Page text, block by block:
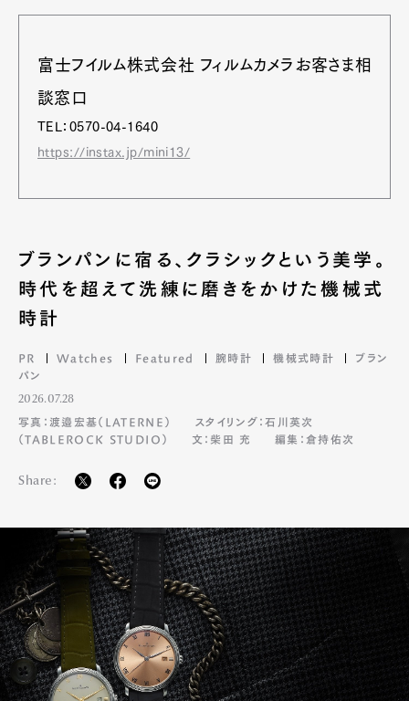
Art&Design WatchFashion
GourmetCars
ProductCultureLifestyle
富士フイルム株式会社 フィルムカメラお客さま相
談窓口
TEL：0570-04-1640
https://instax.jp/mini13/
ブランパンに宿る、クラシックという美学。
時代を超えて洗練に磨きをかけた機械式
時計
PR Watches Featured 腕時計 機械式時計
ブラン
パン
2026.07.28
写真：渡邉宏基（LATERNE）
スタイリング：石川英次
（TABLEROCK STUDIO）
文：柴田 充 編集：倉持佑次
Share: